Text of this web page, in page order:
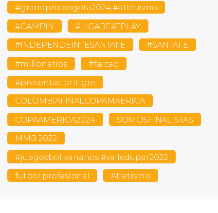
#grandprixbogota2024 #atletismo
#CAMPIN #LIGABEATPLAY
#INDEPENDEINTESANTAFE #SANTAFE
#millonarios #falcao
#presentaciontigre
COLOMBIAFINALCOPAMAERICA
COPAAMERICA2024 SOMOSFINALISTAS
MMB 2022
#juegosbolivarianos #valledupar2022
futbol profesional Atletismo